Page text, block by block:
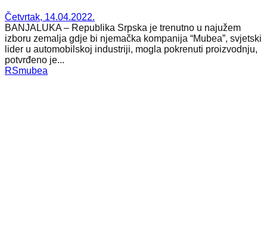
Četvrtak, 14.04.2022.
BANJALUKA – Republika Srpska je trenutno u najužem
izboru zemalja gdje bi njemačka kompanija “Mubea”, svjetski
lider u automobilskoj industriji, mogla pokrenuti proizvodnju,
potvrđeno je...
RSmubea